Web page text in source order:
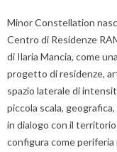
Minor Constellation
Centro di Residenze
di Ilaria Mancia, come
progetto di residenze,
spazio laterale di
piccola scala,
in dialogo con il
configura come periferia